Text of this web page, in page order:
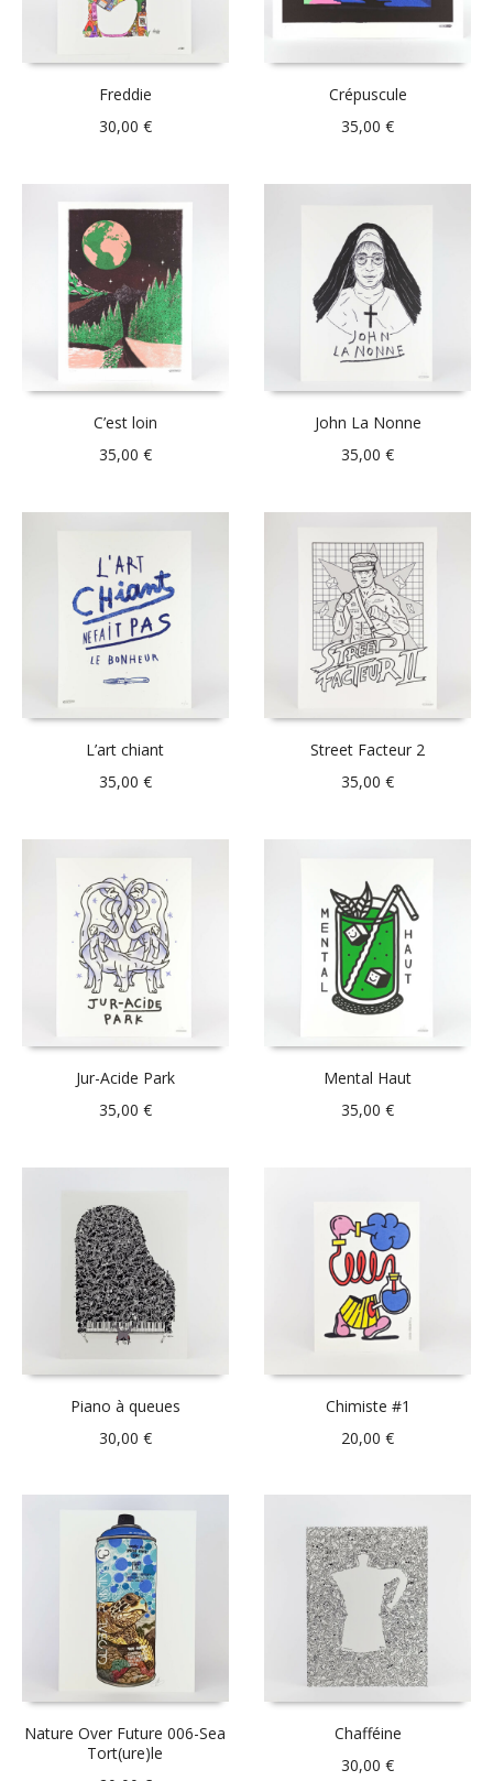
Freddie
30,00 €
Crépuscule
35,00€
C’est loin
35,00 €
John La Nonne
35,00€
L’art chiant
35,00 €
Street Facteur 2
35,00€
Jur-Acide Park
35,00 €
Mental Haut
35,00€
Piano à queues
30,00 €
Chimiste #1
20,00€
Nature Over Future 006-Sea
Tort(ure)le
Chafféine
30,00€